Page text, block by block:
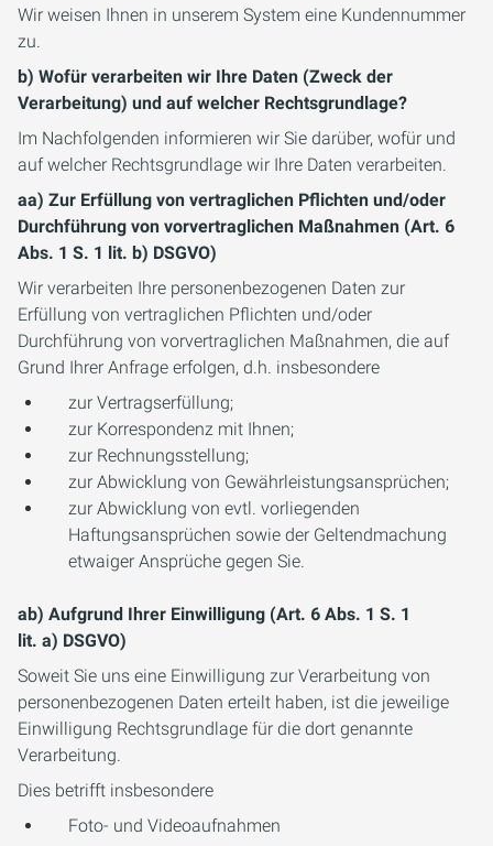
Wir weisen Ihnen in unserem System eine Kundennummer
zu.
b) Wofür verarbeiten wir Ihre Daten (Zweck der
Verarbeitung) und auf welcher Rechtsgrundlage?
Im Nachfolgenden informieren wir Sie darüber, wofür und
auf welcher Rechtsgrundlage wir Ihre Daten verarbeiten.
aa) Zur Erfüllung von vertraglichen Pflichten und/oder
Durchführung von vorvertraglichen Maßnahmen (Art. 6
Abs. 1 S. 1 lit. b) DSGVO)
Wir verarbeiten Ihre personenbezogenen Daten zur
Erfüllung von vertraglichen Pflichten und/oder
Durchführung von vorvertraglichen Maßnahmen, die auf
Grund Ihrer Anfrage erfolgen, d.h. insbesondere
zur Vertragserfüllung;
zur Korrespondenz mit Ihnen;
zur Rechnungsstellung;
zur Abwicklung von Gewährleistungsansprüchen;
zur Abwicklung von evtl. vorliegenden
Haftungsansprüchen sowie der Geltendmachung
etwaiger Ansprüche gegen Sie.
ab) Aufgrund Ihrer Einwilligung (Art. 6 Abs. 1 S. 1
lit. a) DSGVO)
Soweit Sie uns eine Einwilligung zur Verarbeitung von
personenbezogenen Daten erteilt haben, ist die jeweilige
Einwilligung Rechtsgrundlage für die dort genannte
Verarbeitung.
Dies betrifft insbesondere
Foto- und Videoaufnahmen